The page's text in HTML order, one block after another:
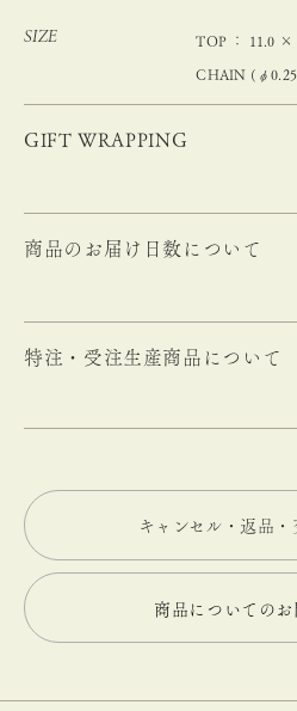
SIZE TOP ： 11.0 ×
CHAIN
GIFT WRAPPING
商品のお届け日数について
特注・受注生産商品について
キャンセル・返品
商品についてのお